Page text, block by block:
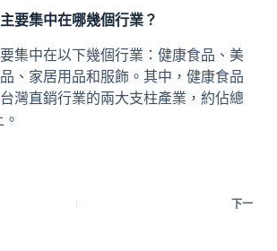
要集中在哪幾個行業？
集中在以下幾個行業：健康食品、美
、家居用品和服飾。其中，健康食品
灣直銷行業的兩大支柱產業，約佔總
下一